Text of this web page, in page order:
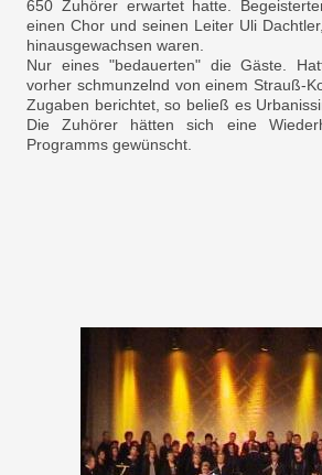
650 Zuhörer erwartet hatte.
einen Chor und seinen Leiter Uli
hinausgewachsen waren.
Nur eines "bedauerten" die Gäste.
vorher schmunzelnd von einem Strauß-
Zugaben berichtet, so beließ es
Die Zuhörer hätten sich eine
Programms gewünscht.